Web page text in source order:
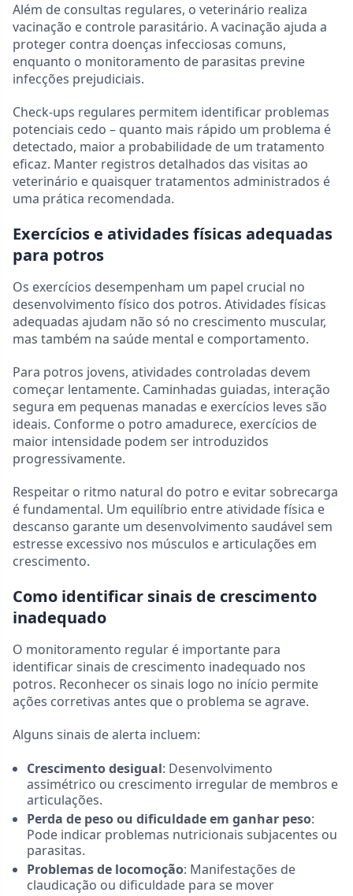
Além de consultas regulares, o veterinário realiza
vacinação e controle parasitário. A vacinação ajuda a
proteger contra doenças infecciosas comuns,
enquanto o monitoramento de parasitas previne
infecções prejudiciais.
Check-ups regulares permitem identificar problemas
potenciais cedo – quanto mais rápido um problema é
detectado, maior a probabilidade de um tratamento
eficaz. Manter registros detalhados das visitas ao
veterinário e quaisquer tratamentos administrados é
uma prática recomendada.
Exercícios e atividades físicas adequadas
para potros
Os exercícios desempenham um papel crucial no
desenvolvimento físico dos potros. Atividades físicas
adequadas ajudam não só no crescimento muscular,
mas também na saúde mental e comportamento.
Para potros jovens, atividades controladas devem
começar lentamente. Caminhadas guiadas, interação
segura em pequenas manadas e exercícios leves são
ideais. Conforme o potro amadurece, exercícios de
maior intensidade podem ser introduzidos
progressivamente.
Respeitar o ritmo natural do potro e evitar sobrecarga
é fundamental. Um equilíbrio entre atividade física e
descanso garante um desenvolvimento saudável sem
estresse excessivo nos músculos e articulações em
crescimento.
Como identificar sinais de crescimento
inadequado
O monitoramento regular é importante para
identificar sinais de crescimento inadequado nos
potros. Reconhecer os sinais logo no início permite
ações corretivas antes que o problema se agrave.
Alguns sinais de alerta incluem:
Crescimento desigual: Desenvolvimento
assimétrico ou crescimento irregular de membros e
articulações.
Perda de peso ou dificuldade em ganhar peso:
Pode indicar problemas nutricionais subjacentes ou
parasitas.
Problemas de locomoção: Manifestações de
claudicação ou dificuldade para se mover